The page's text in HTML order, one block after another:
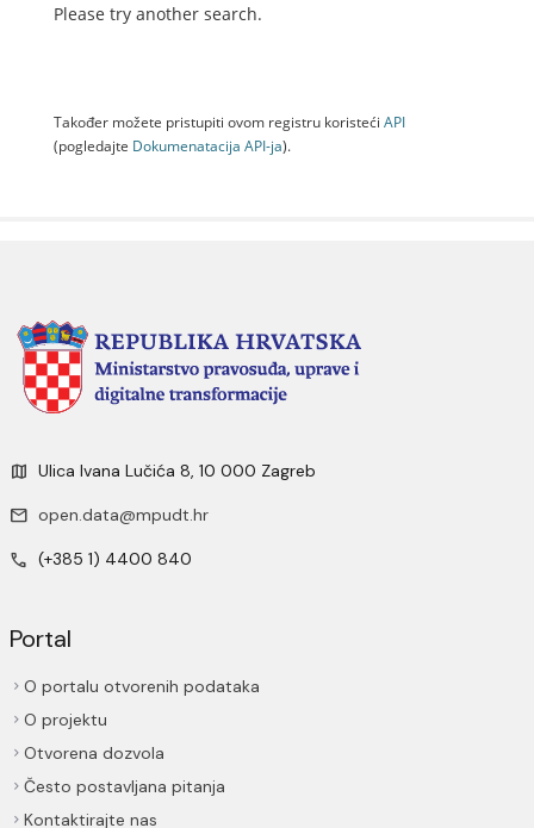
Please try another search.
Također možete pristupiti ovom registru koristeći API
(pogledajte Dokumenаtаcijа API-jа).